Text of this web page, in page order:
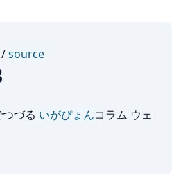
/source
づる いがぴょんコラム ウェ